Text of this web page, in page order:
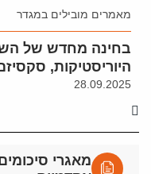
מאמרים מובילים במגדר
בחינה מחדש של
היוריסטיקות,
28.09.2025
מאגרי